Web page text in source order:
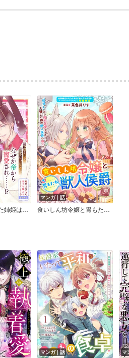
弁えるのをやめた姉姫は、異国の帝に愛される
マンガ｜話
食いしん坊令嬢と胃もたれ獣人侯爵
マンガ｜話 マ